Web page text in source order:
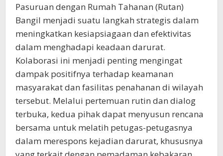
Pasuruan dengan Rumah Tahanan (Rutan)
Bangil menjadi suatu langkah strategis dalam
meningkatkan kesiapsiagaan dan efektivitas
dalam menghadapi keadaan darurat.
Kolaborasi ini menjadi penting mengingat
dampak positifnya terhadap keamanan
masyarakat dan fasilitas penahanan di wilayah
tersebut. Melalui pertemuan rutin dan dialog
terbuka, kedua pihak dapat menyusun rencana
bersama untuk melatih petugas-petugasnya
dalam merespons kejadian darurat, khususnya